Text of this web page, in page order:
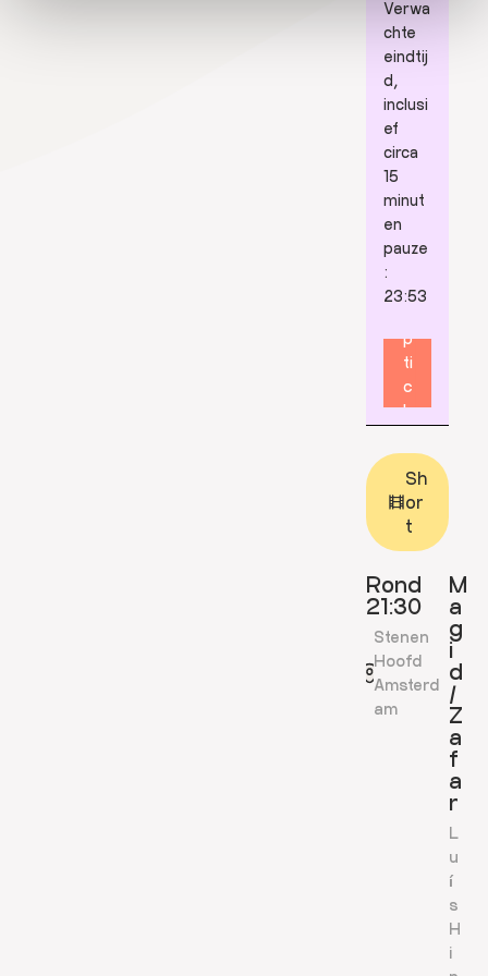
Verwa
chte
eindtij
d,
inclusi
ef
circa
15
minut
en
pauze
:
23:53
o
p
ti
c
k
t
s
Sh
or
t
Rond
21:30
Stenen
Hoofd
Amsterd
am
M
a
g
i
d
/
Z
a
f
a
r
L
u
í
s
H
i